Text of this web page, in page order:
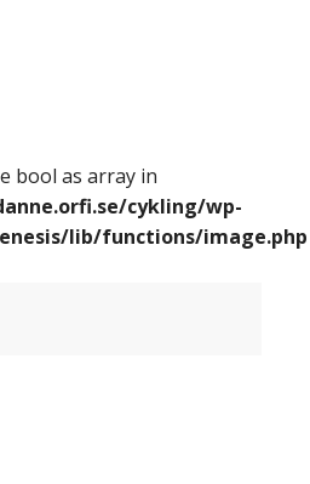
bool as array in
cykling/wp-
lib/functions/image.php